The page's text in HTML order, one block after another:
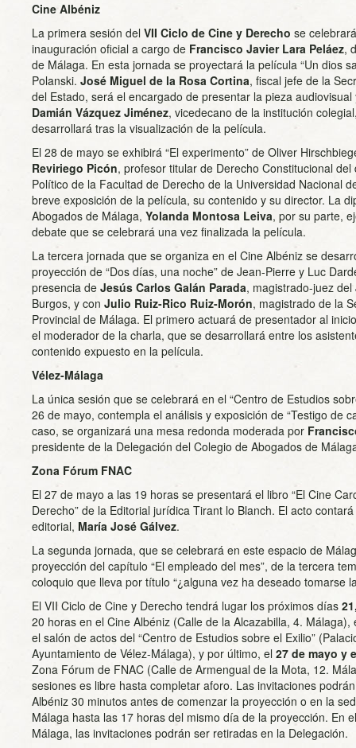
Cine Albéniz
La primera sesión del VII Ciclo de Cine y Derecho se
inauguración oficial a cargo de Francisco Javier Lara Peláez,
de Málaga. En esta jornada se proyectará la película “Un dios
Polanski. José Miguel de la Rosa Cortina, fiscal jefe de la
del Estado, será el encargado de presentar la pieza
Damián Vázquez Jiménez, vicedecano de la institución
desarrollará tras la visualización de la película.
El 28 de mayo se exhibirá “El experimento” de Oliver
Reviriego Picón, profesor titular de Derecho Constitucional
Político de la Facultad de Derecho de la Universidad Nacional
breve exposición de la película, su contenido y su director. La
Abogados de Málaga, Yolanda Montosa Leiva, por su parte,
debate que se celebrará una vez finalizada la película.
La tercera jornada que se organiza en el Cine Albéniz se
proyección de “Dos días, una noche” de Jean-Pierre y Luc
presencia de Jesús Carlos Galán Parada, magistrado-juez
Burgos, y con Julio Ruiz-Rico Ruiz-Morón, magistrado de la
Provincial de Málaga. El primero actuará de presentador al
el moderador de la charla, que se desarrollará entre los
contenido expuesto en la película.
Vélez-Málaga
La única sesión que se celebrará en el “Centro de Estudios
26 de mayo, contempla el análisis y exposición de “Testigo de
caso, se organizará una mesa redonda moderada por
presidente de la Delegación del Colegio de Abogados de
Zona Fórum FNAC
El 27 de mayo a las 19 horas se presentará el libro “El Cine
Derecho” de la Editorial jurídica Tirant lo Blanch. El acto
editorial, María José Gálvez.
La segunda jornada, que se celebrará en este espacio de
proyección del capítulo “El empleado del mes”, de la tercera
coloquio que lleva por título “¿alguna vez ha deseado tomarse
El VII Ciclo de Cine y Derecho tendrá lugar los próximos días
20 horas en el Cine Albéniz (Calle de la Alcazabilla, 4.
el salón de actos del “Centro de Estudios sobre el Exilio”
Ayuntamiento de Vélez-Málaga), y por último, el 27 de mayo y
Zona Fórum de FNAC (Calle de Armengual de la Mota, 12.
sesiones es libre hasta completar aforo. Las invitaciones
Albéniz 30 minutos antes de comenzar la proyección o en la
Málaga hasta las 17 horas del mismo día de la proyección. En
Málaga, las invitaciones podrán ser retiradas en la Delegación.